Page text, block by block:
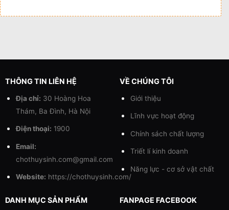
THÔNG TIN LIÊN HỆ
Địa chỉ: 30 Hoàng Hoa
Thám, Ba Đình, Hà Nội
Điện thoại: 1900
Email:
chothuysinh.com@gmail.com
Website: https://chothuysinh.com/
VỀ CHÚNG TÔI
Giới thiệu
Lĩnh vực hoạt động
Chính sách chất lượng
Triết lí kinh doanh
Năng lực - cơ sở vật chất
DANH MỤC SẢN PHẨM FANPAGE FACEBOOK